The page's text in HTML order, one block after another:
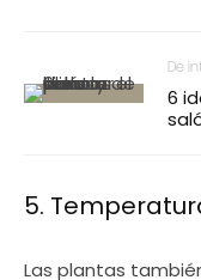
De
6
5.
Las plantas